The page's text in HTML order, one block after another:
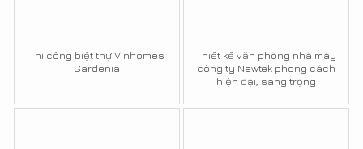
Thi công biệt thự Vinhomes
Gardenia
Thiết kế văn phòng nhà máy
công ty Newtek phong cách
hiện đại, sang trọng